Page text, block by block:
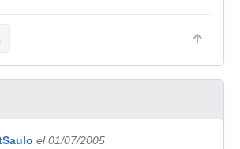
el 01/07/2005